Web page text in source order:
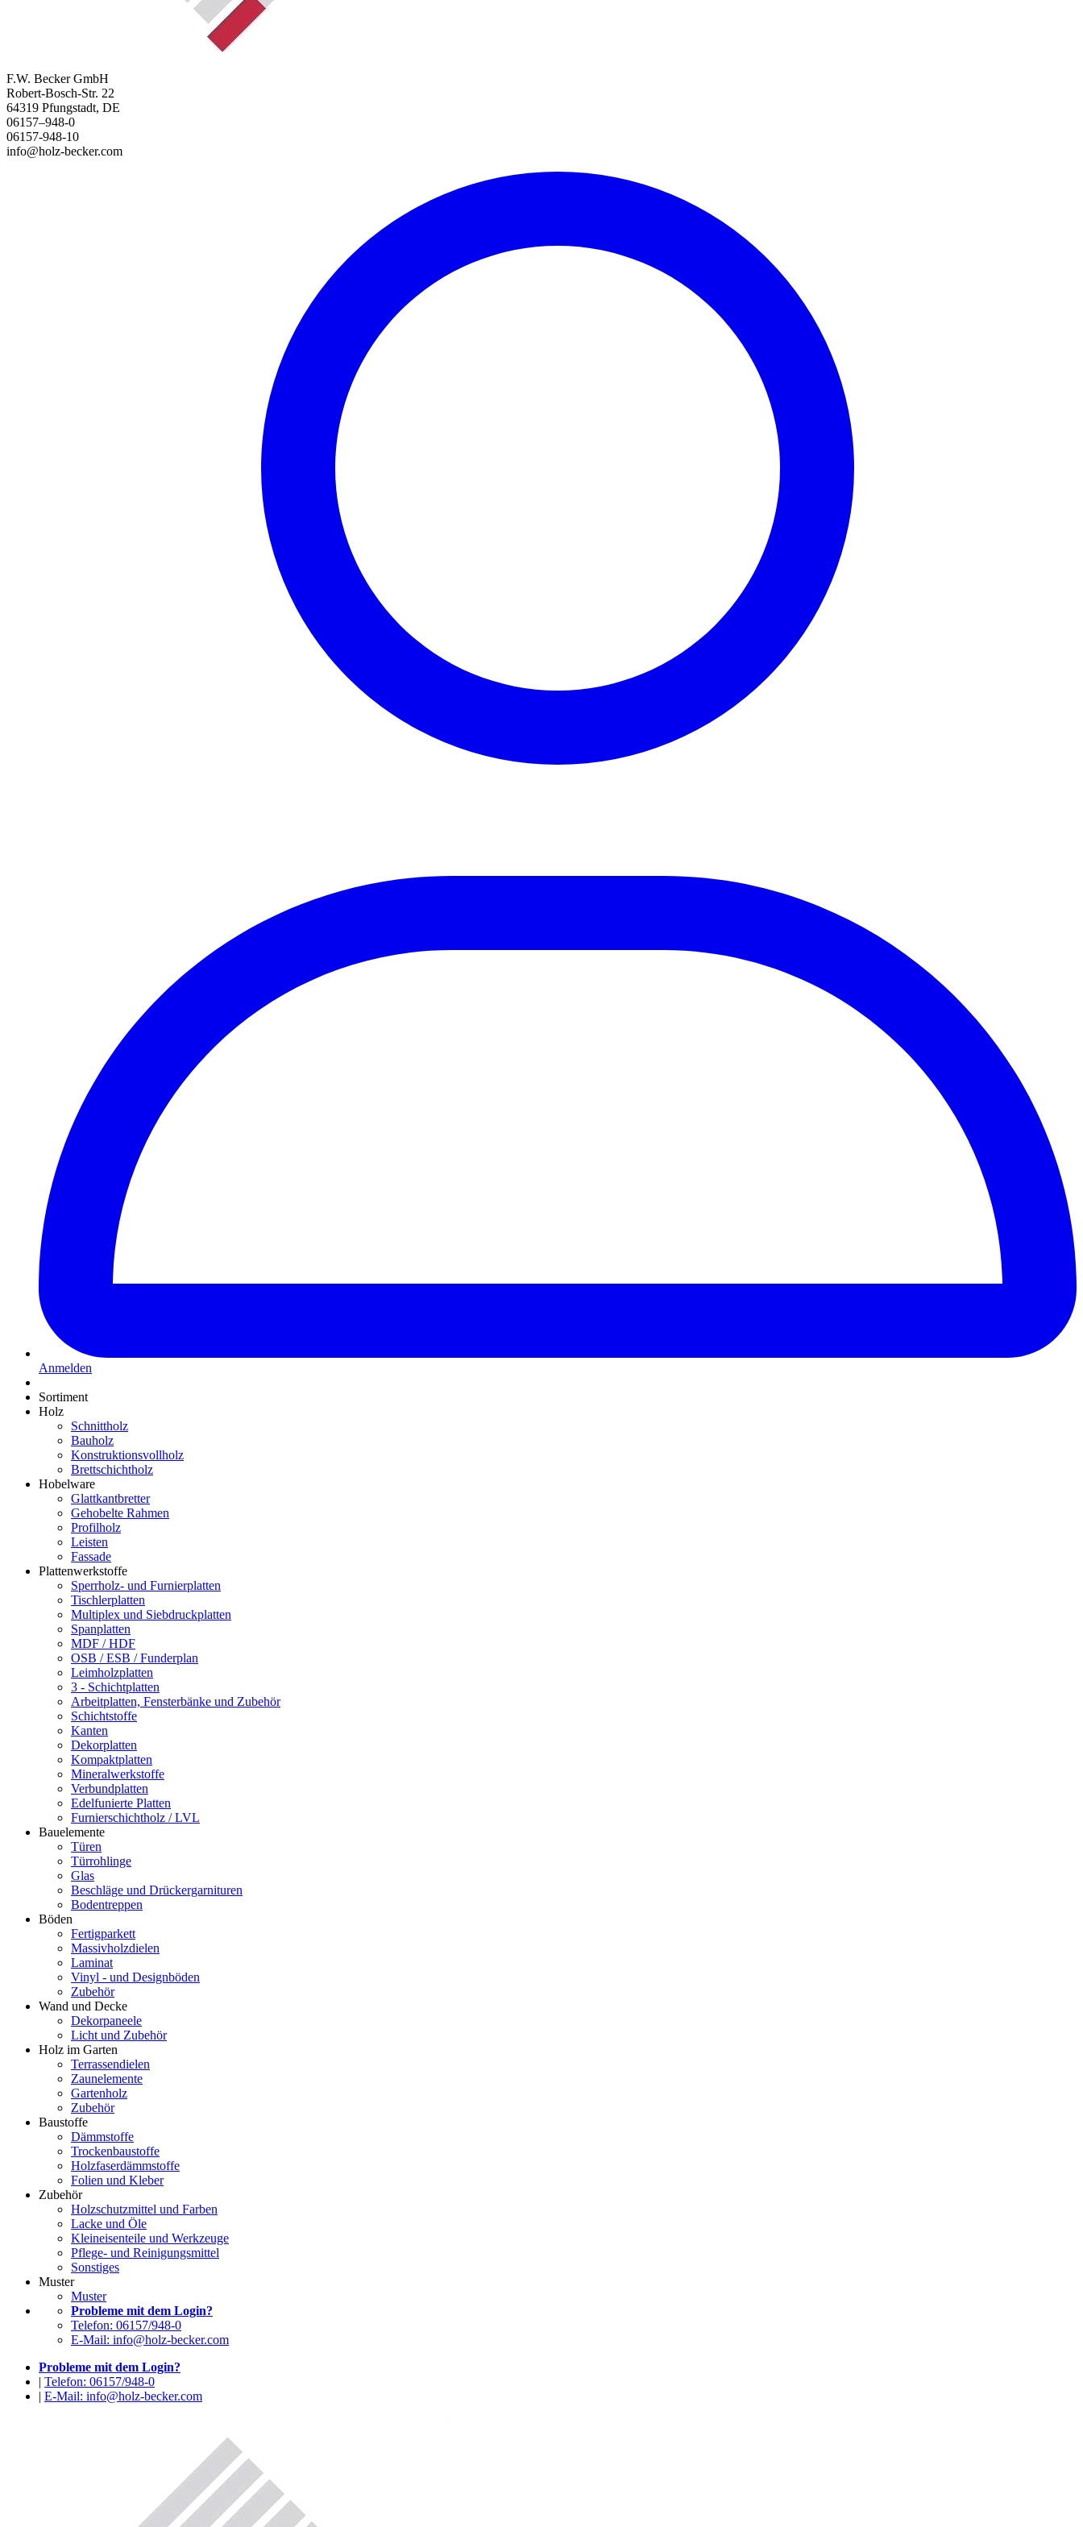
F.W. Becker GmbH
Robert-Bosch-Str. 22
64319 Pfungstadt, DE
06157–948-0
06157-948-10
info@holz-becker.com
Anmelden
Sortiment
Holz
Schnittholz
Bauholz
Konstruktionsvollholz
Brettschichtholz
Hobelware
Glattkantbretter
Gehobelte Rahmen
Profilholz
Leisten
Fassade
Plattenwerkstoffe
Sperrholz- und Furnierplatten
Tischlerplatten
Multiplex und Siebdruckplatten
Spanplatten
MDF / HDF
OSB / ESB / Funderplan
Leimholzplatten
3 - Schichtplatten
Arbeitplatten, Fensterbänke und Zubehör
Schichtstoffe
Kanten
Dekorplatten
Kompaktplatten
Mineralwerkstoffe
Verbundplatten
Edelfunierte Platten
Furnierschichtholz / LVL
Bauelemente
Türen
Türrohlinge
Glas
Beschläge und Drückergarnituren
Bodentreppen
Böden
Fertigparkett
Massivholzdielen
Laminat
Vinyl - und Designböden
Zubehör
Wand und Decke
Dekorpaneele
Licht und Zubehör
Holz im Garten
Terrassendielen
Zaunelemente
Gartenholz
Zubehör
Baustoffe
Dämmstoffe
Trockenbaustoffe
Holzfaserdämmstoffe
Folien und Kleber
Zubehör
Holzschutzmittel und Farben
Lacke und Öle
Kleineisenteile und Werkzeuge
Pflege- und Reinigungsmittel
Sonstiges
Muster
Muster
Probleme mit dem Login?
Telefon: 06157/948-0
E-Mail: info@holz-becker.com
Probleme mit dem Login?
| Telefon: 06157/948-0
| E-Mail: info@holz-becker.com